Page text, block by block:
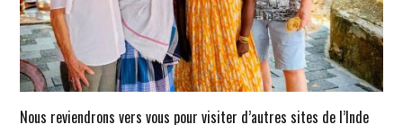
Nous reviendrons vers vous pour visiter d’autres sites de l’Inde